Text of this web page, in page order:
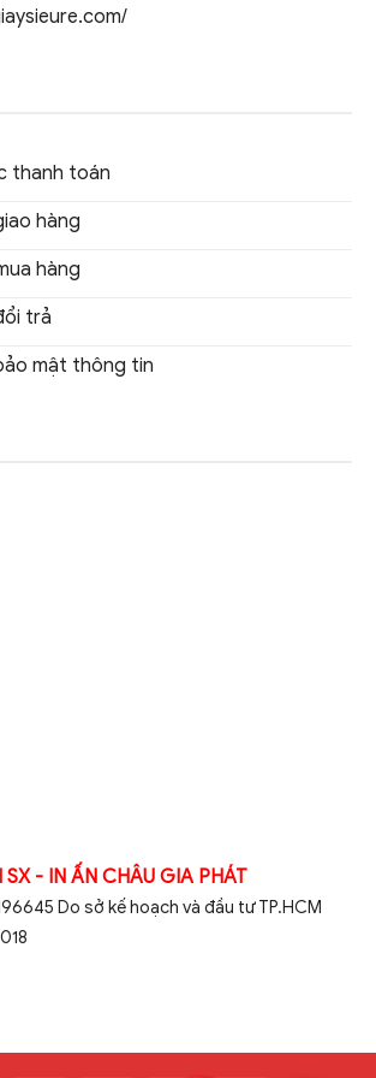
thanh toán
hàng
hàng
trả
mật thông tin
SX - IN ẤN CHÂU GIA PHÁT
Do sở kế hoạch và đầu tư TP.HCM